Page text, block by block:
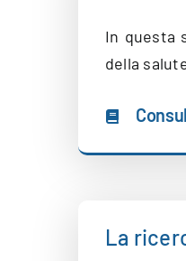
In questa
della
La